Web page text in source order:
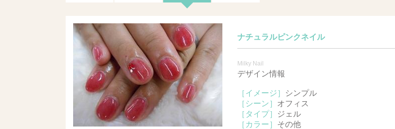
ナチュラルピンクネイル
Milky Nail
デザイン情報
［イメージ］
シンプル
［シーン］ オフィス
［タイプ］
ジェル
［カラー］ その他